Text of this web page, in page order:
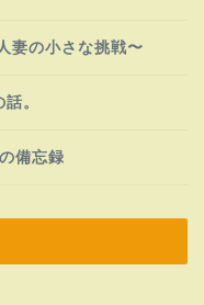
妻の小さな挑戦〜
。
備忘録